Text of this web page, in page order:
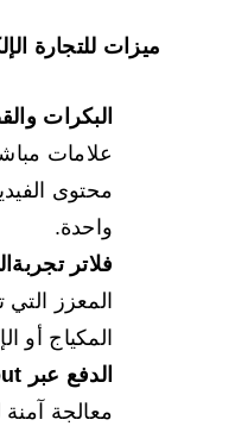
ميزات للتجارة
البكرات
علامات مباشرة
محتوى الفيديو
واحدة.
فلاتر تجربة
المعزز التي
المكياج أو
الدفع عبر Instagram Checkout:
معالجة آمنة